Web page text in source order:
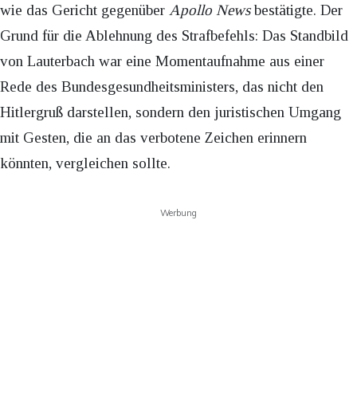
wie das Gericht gegenüber Apollo Newsbestätigte. Der
Grund für die Ablehnung des Strafbefehls: Das Standbild
von Lauterbach war eine Momentaufnahme aus einer
Rede des Bundesgesundheitsministers, das nicht den
Hitlergruß darstellen, sondern den juristischen Umgang
mit Gesten, die an das verbotene Zeichen erinnern
könnten, vergleichen sollte.
Werbung